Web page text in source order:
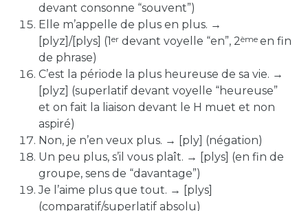
devant consonne “souvent”)
Elle m’appelle de plus en plus. →
[plyz]/[plys] (1er devant voyelle “en”, 2ème en fin
de phrase)
C’est la période la plus heureuse de sa vie. →
[plyz] (superlatif devant voyelle “heureuse”
et on fait la liaison devant le H muet et non
aspiré)
Non, je n’en veux plus. → [ply] (négation)
Un peu plus, s’il vous plaît. → [plys] (en fin de
groupe, sens de “davantage”)
Je l’aime plus que tout. → [plys]
(comparatif/superlatif absolu)